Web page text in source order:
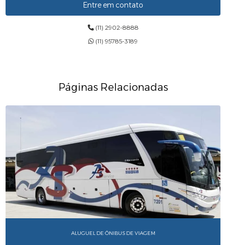
TRANSPORTES EXECUTIVOS
Entre em contato
(11) 2902-8888
(11) 95785-3189
Páginas Relacionadas
ALUGUEL DE ÔNIBUS DE VIAGEM